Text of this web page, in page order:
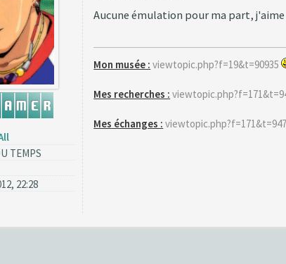
TEMPS
22:28
Aucune émulation pour ma part,
Mon musée : viewtopic.php?f=19&t=90935
Mes recherches :
Mes échanges :